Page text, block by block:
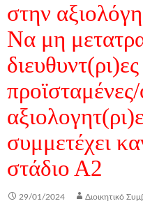
στην
Να μη
συμμετέχει
στάδιο Α2
29/01/2024 Διοικητικό